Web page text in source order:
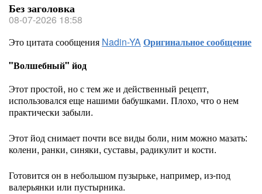
Без заголовка
08-07-2026 18:58
Это цитата сообщения Nadin-YAОригинальное сообщение
"Волшебный" йод
Этот простой, но с тем же и действенный рецепт,
использовался еще нашими бабушками. Плохо, что о нем
практически забыли.
Этот йод снимает почти все виды боли, ним можно мазать:
колени, ранки, синяки, суставы, радикулит и кости.
Готовится он в небольшом пузырьке, например, из-под
валерьянки или пустырника.